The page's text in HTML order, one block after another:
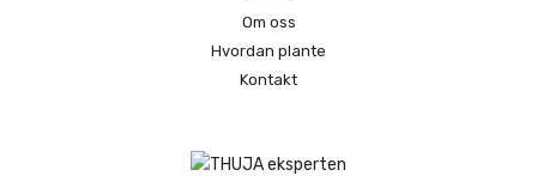
Om oss
Hvordan plante
Kontakt